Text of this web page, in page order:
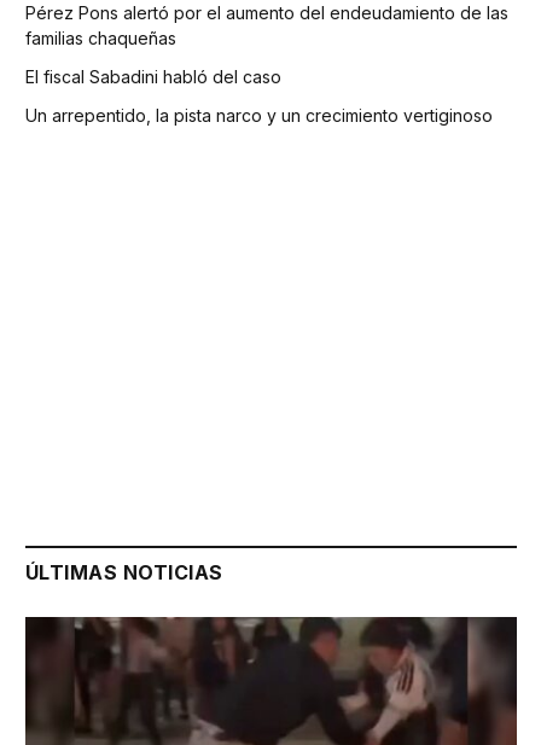
Pérez Pons alertó por el aumento del endeudamiento de las
familias chaqueñas
El fiscal Sabadini habló del caso
Un arrepentido, la pista narco y un crecimiento vertiginoso
ÚLTIMAS NOTICIAS